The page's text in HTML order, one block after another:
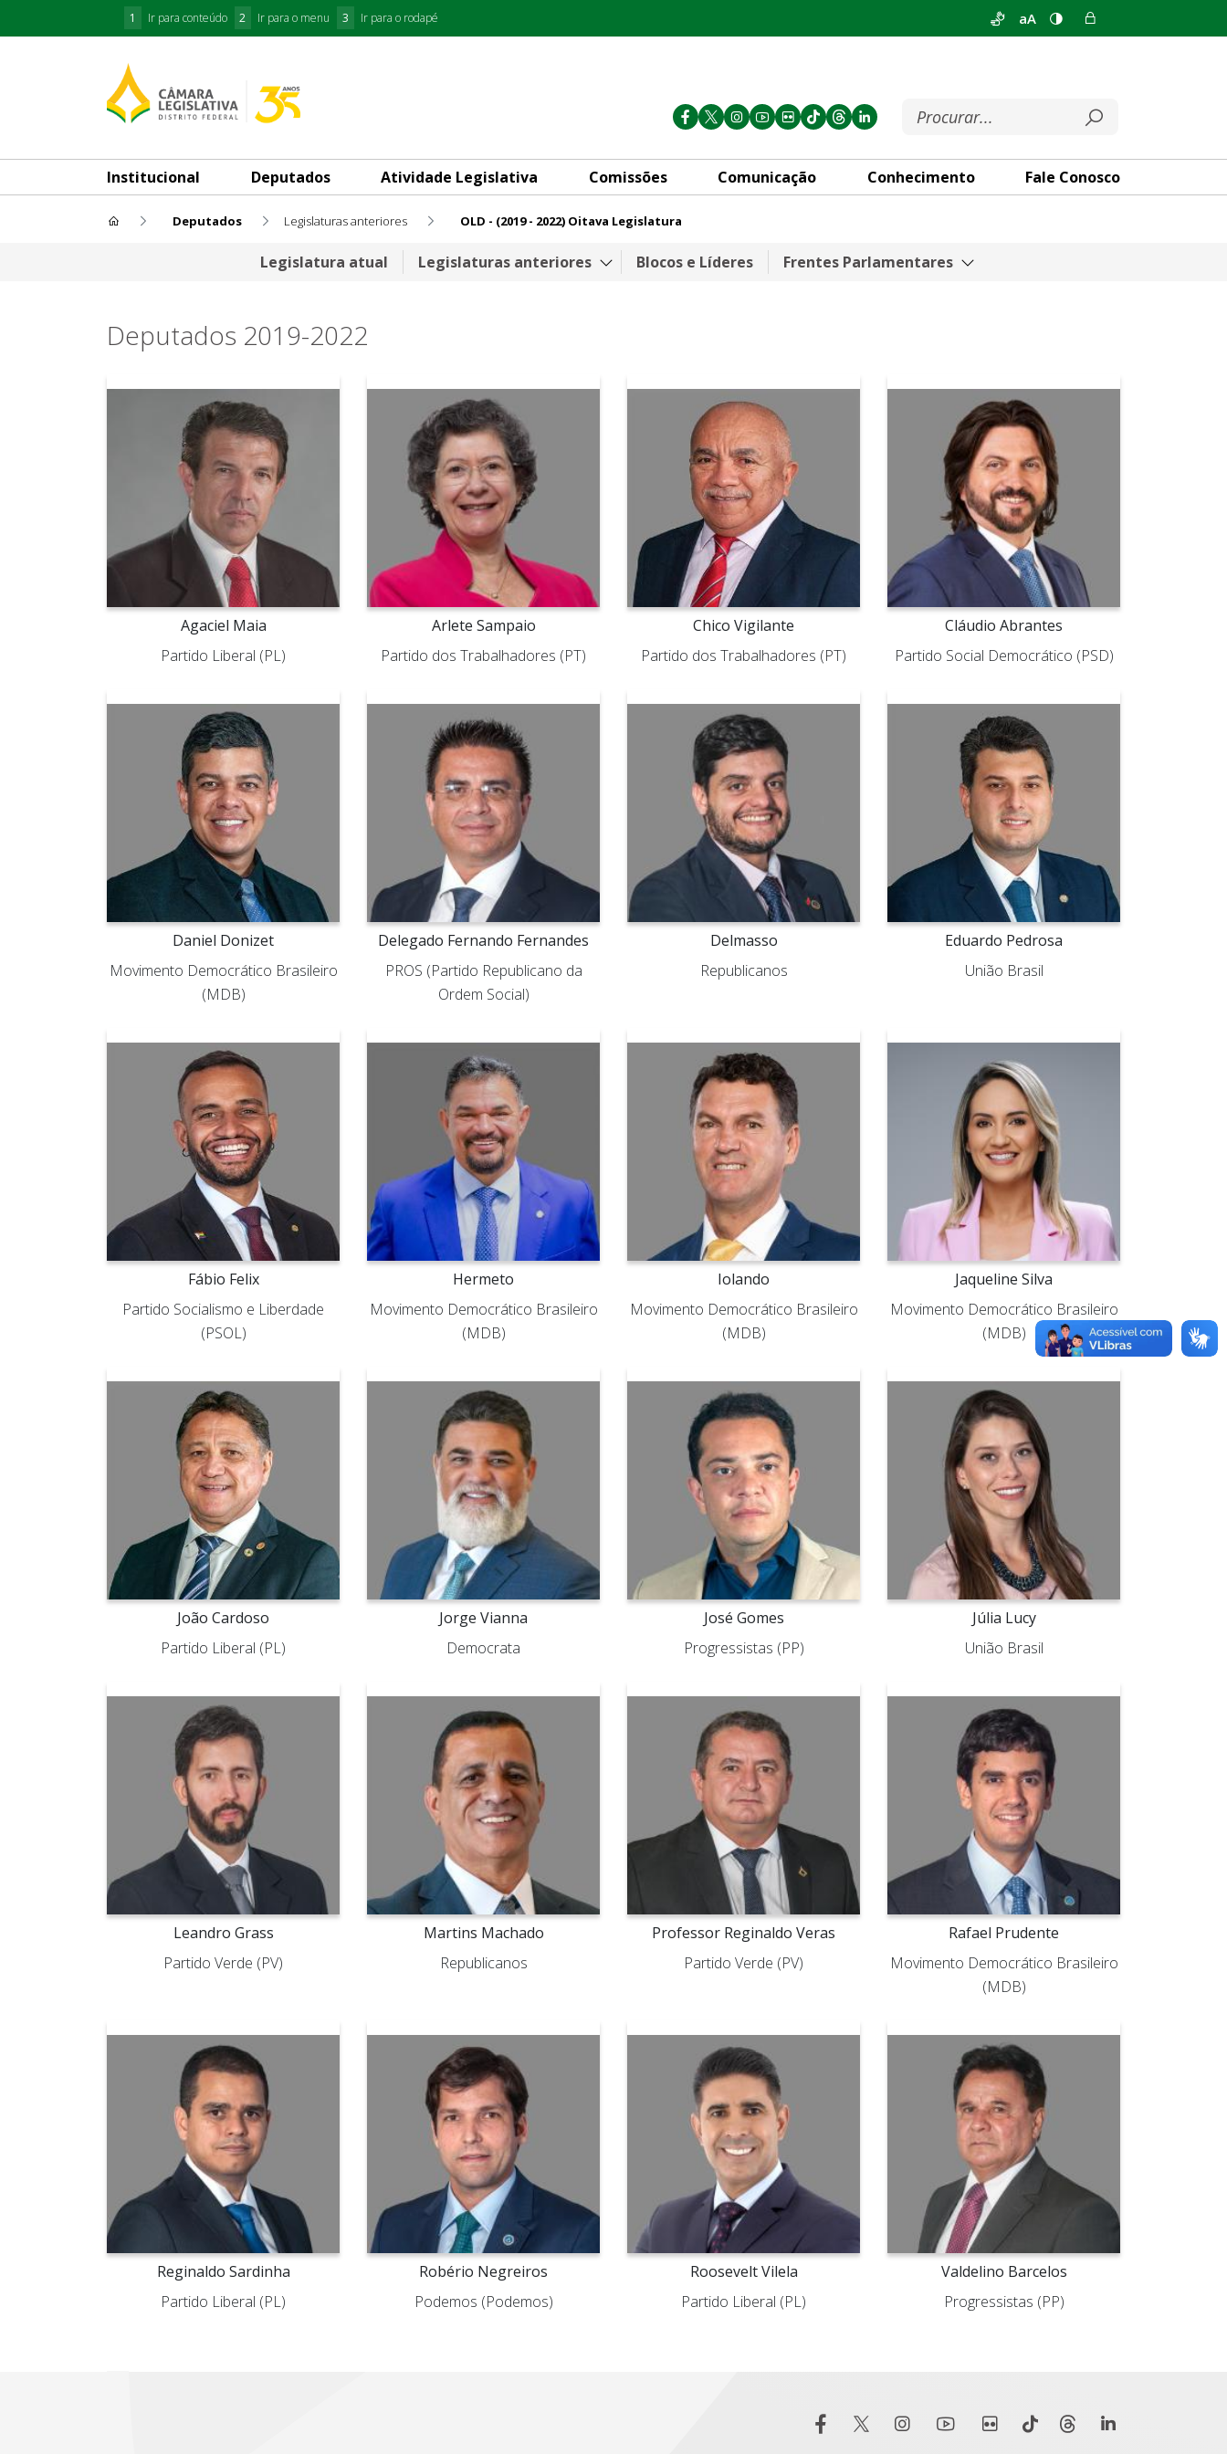
1 Ir para conteúdo 2 Ir para o menu 3 Ir para o rodapé aA
Institucional Deputados Atividade Legislativa Comissões Comunicação Conhecimento Fale Conosco
Deputados Legislaturas anteriores OLD - (2019 - 2022) Oitava Legislatura
OLD - (2019 - 2022) Oitava Legislatura
Legislatura atual Legislaturas anteriores Blocos e Líderes Frentes Parlamentares
Deputados 2019-2022
Agaciel Maia
Partido Liberal (PL)
Arlete Sampaio
Partido dos Trabalhadores (PT)
Chico Vigilante
Partido dos Trabalhadores (PT)
Cláudio Abrantes
Partido Social Democrático (PSD)
Daniel Donizet
Movimento Democrático Brasileiro
(MDB)
Delegado Fernando Fernandes
PROS (Partido Republicano da
Ordem Social)
Delmasso
Republicanos
Eduardo Pedrosa
União Brasil
Fábio Felix
Partido Socialismo e Liberdade
(PSOL)
Hermeto
Movimento Democrático Brasileiro
(MDB)
Iolando
Movimento Democrático Brasileiro
(MDB)
Jaqueline Silva
Movimento Democrático Brasileiro
(MDB)
João Cardoso
Partido Liberal (PL)
Jorge Vianna
Democrata
José Gomes
Progressistas (PP)
Júlia Lucy
União Brasil
Leandro Grass
Partido Verde (PV)
Martins Machado
Republicanos
Professor Reginaldo Veras
Partido Verde (PV)
Rafael Prudente
Movimento Democrático Brasileiro
(MDB)
Reginaldo Sardinha
Partido Liberal (PL)
Robério Negreiros
Podemos (Podemos)
Roosevelt Vilela
Partido Liberal (PL)
Valdelino Barcelos
Progressistas (PP)